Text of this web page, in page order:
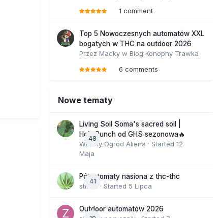
1 comment
Top 5 Nowoczesnych automatów XXL
bogatych w THC na outdoor 2026
Przez Macky w Blog Konopny Trawka
6 comments
Nowe tematy
48
Living Soil Soma's sacred soil |
Holy Punch od GHS sezonowa🔥
Wesoły Ogród Aliena · Started 12
Maja
41
Półautomaty nasiona z thc-thc
stix33
· Started 5 Lipca
Outdoor automatów 2026